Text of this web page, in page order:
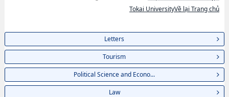
Childhood EducationhoặcNgành Architecture and Urban
lượng tuyển sinh, số lượng trúng tuyển, cở sở trang thiết bị, hướng dẫn địa
điểm v.v...
Tokai UniversityVề lại Trang chủ
Letters
Tourism
Political Science and Econo...
Law